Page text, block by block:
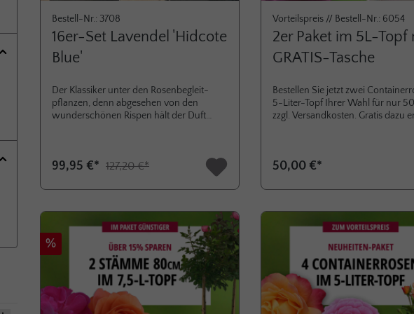
Bestell-Nr.: 3708
16er-Set Lavendel 'Hidcote
Blue'
Der Klassiker unter den Rosen­begleit­
pflanzen, denn ab­gesehen von den
wunder­schönen Rispen hält der Duft
Lavendel von Juni bis August mit seiner
duftenden Blüte. Lavendel wird zwei­mal
im Jahr geschnitten: Rück­schnitt Ende
härte. Ab Ende August wird das Ver­blühte
entfernt.
99,95 €* 127,20 €*
Vorteilspreis // Bestell-Nr.: 6054
2er Paket im 5L-Topf
GRATIS-Tasche
Bestellen Sie jetzt zwei
5-Liter-Topf Ihrer Wahl für nur
zzgl. Versandkosten. Gratis dazu
jetzt zu, das Angebot gilt nur
Vorrat reicht. Containerrosen-
ins Ausland sind in folgende
50,00 €*
Rabatt
%